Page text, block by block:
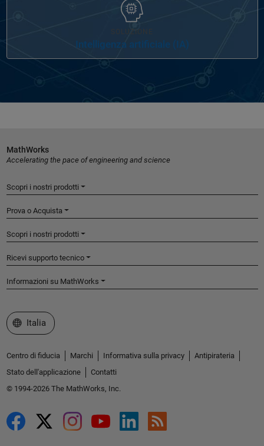
SOLUZIONE
Intelligenza artificiale (IA)
MathWorks
Accelerating the pace of engineering and science
Scopri i nostri prodotti
Prova o Acquista
Scopri i nostri prodotti
Ricevi supporto tecnico
Informazioni su MathWorks
Seleziona un sito web
Italia
Centro di fiducia Marchi Informativa sulla privacy
Antipirateria
Stato dell'applicazione
Contatti
© 1994-2026 The MathWorks, Inc.